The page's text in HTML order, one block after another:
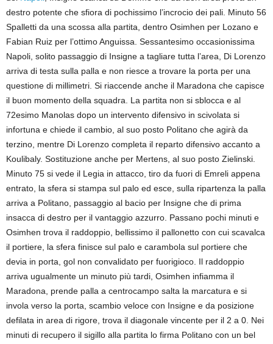
destro potente che sfiora di pochissimo l’incrocio dei pali. Minuto 56
Spalletti da una scossa alla partita, dentro Osimhen per Lozano e
Fabian Ruiz per l’ottimo Anguissa. Sessantesimo occasionissima
Napoli, solito passaggio di Insigne a tagliare tutta l’area, Di Lorenzo
arriva di testa sulla palla e non riesce a trovare la porta per una
questione di millimetri. Si riaccende anche il Maradona che capisce
il buon momento della squadra. La partita non si sblocca e al
72esimo Manolas dopo un intervento difensivo in scivolata si
infortuna e chiede il cambio, al suo posto Politano che agirà da
terzino, mentre Di Lorenzo completa il reparto difensivo accanto a
Koulibaly. Sostituzione anche per Mertens, al suo posto Zielinski.
Minuto 75 si vede il Legia in attacco, tiro da fuori di Emreli appena
entrato, la sfera si stampa sul palo ed esce, sulla ripartenza la palla
arriva a Politano, passaggio al bacio per Insigne che di prima
insacca di destro per il vantaggio azzurro. Passano pochi minuti e
Osimhen trova il raddoppio, bellissimo il pallonetto con cui scavalca
il portiere, la sfera finisce sul palo e carambola sul portiere che
devia in porta, gol non convalidato per fuorigioco. Il raddoppio
arriva ugualmente un minuto più tardi, Osimhen infiamma il
Maradona, prende palla a centrocampo salta la marcatura e si
invola verso la porta, scambio veloce con Insigne e da posizione
defilata in area di rigore, trova il diagonale vincente per il 2 a 0. Nei
minuti di recupero il sigillo alla partita lo firma Politano con un bel